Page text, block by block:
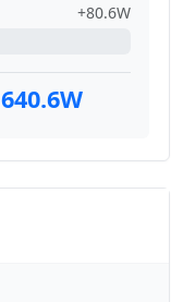
+80.6W
640.6W